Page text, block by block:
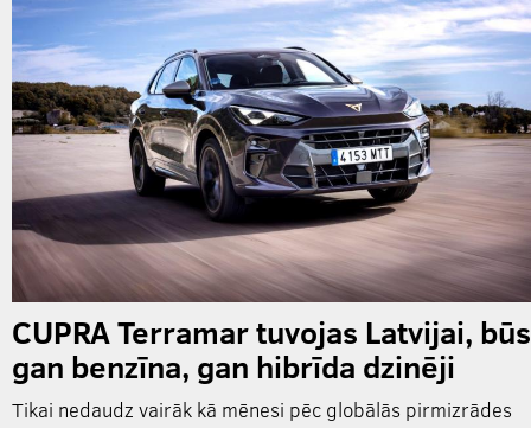
CUPRA Terramar tuvojas Latvijai, būs
gan benzīna, gan hibrīda dzinēji
Tikai nedaudz vairāk kā mēnesi pēc globālās pirmizrādes